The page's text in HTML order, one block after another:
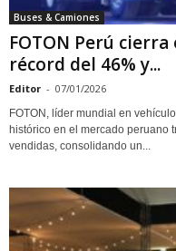
Buses & Camiones
FOTON Perú
récord del 46% y...
Editor - 07/01/2026
FOTON, líder mundial en
histórico en el mercado peruano
vendidas, consolidando un...